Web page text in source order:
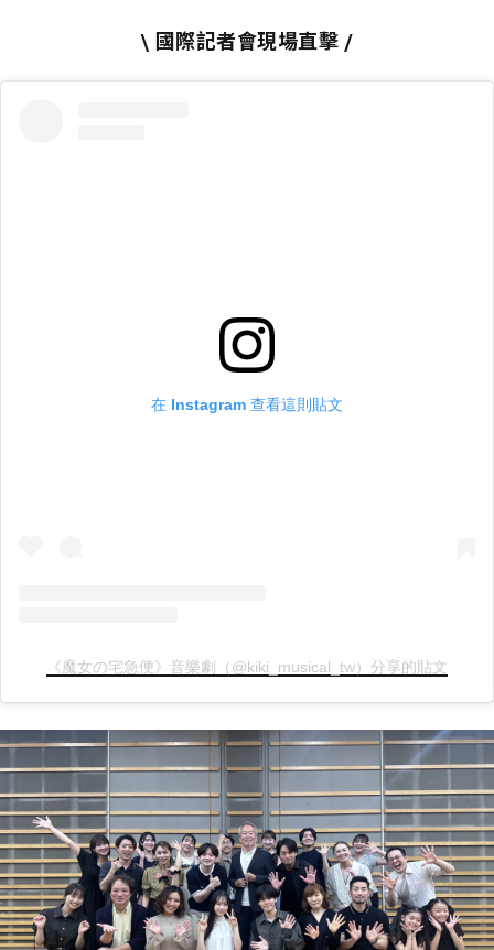
\ 國際記者會現場直擊 /
在 Instagram 查看這則貼文
《魔女の宅急便》音樂劇（@kiki_musical_tw）分享的貼文